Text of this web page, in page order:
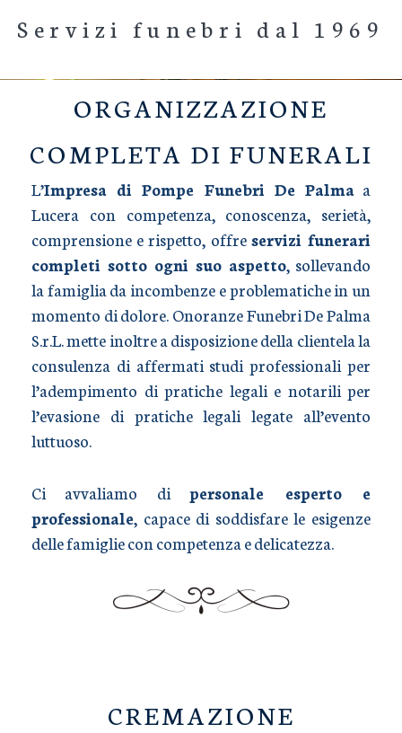
Servizi funebri dal 1969
ORGANIZZAZIONE
COMPLETA DI FUNERALI
L’Impresa di Pompe Funebri De Palmaa
Lucera con competenza, conoscenza, serietà,
comprensione e rispetto, offreservizi funerari
completi sotto ogni suo aspetto, sollevando
la famiglia da incombenze e problematiche in un
momento di dolore. Onoranze Funebri De Palma
S.r.L. mette inoltre a disposizione della clientela la
consulenza di affermati studi professionali per
l’adempimento di pratiche legali e notarili per
l’evasione di pratiche legali legate all’evento
luttuoso.
Ci avvaliamo dipersonale esperto e
professionale, capace di soddisfare le esigenze
delle famiglie con competenza e delicatezza.
CREMAZIONE